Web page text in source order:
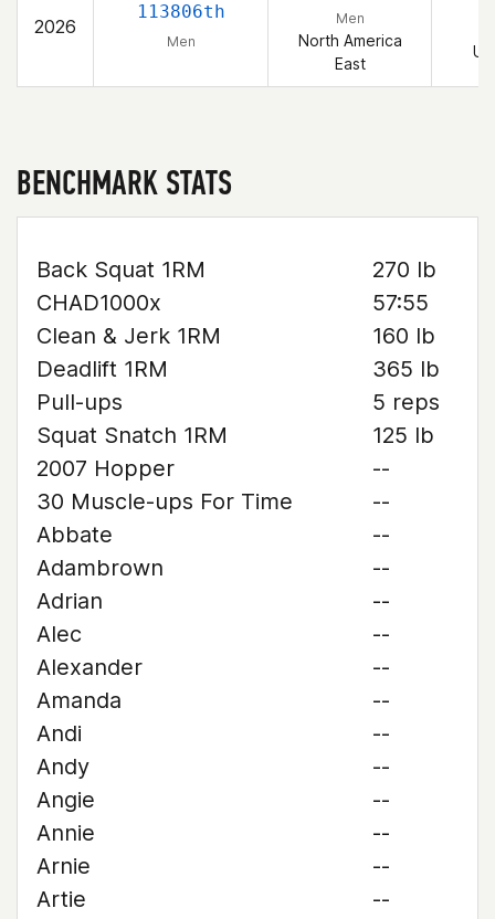
2026
113806th
Men
Men
North America
East
BENCHMARK STATS
Back Squat 1RM
270 lb
CHAD1000x
57:55
Clean & Jerk 1RM
160 lb
Deadlift 1RM
365 lb
Pull-ups
5 reps
Squat Snatch 1RM
125 lb
2007 Hopper
--
30 Muscle-ups For Time
--
Abbate
--
Adambrown
--
Adrian
--
Alec
--
Alexander
--
Amanda
--
Andi
--
Andy
--
Angie
--
Annie
--
Arnie
--
Artie
--